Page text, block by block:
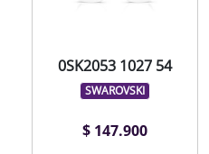
0SK2053 1027 54
SWAROVSKI
$ 147.900